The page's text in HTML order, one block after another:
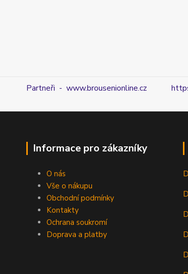
Partneři - www.brousenionline.cz
Informace pro zákazníky
O nás
Vše o nákupu
Obchodní podmínky
Kontakty
Ochrana soukromí
Doprava a platby